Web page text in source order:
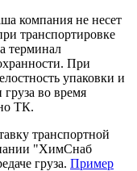
компания не несет
транспортировке
терминал
При
упаковки и
во время
ТК.
транспортной
"ХимСнаб
груза. Пример